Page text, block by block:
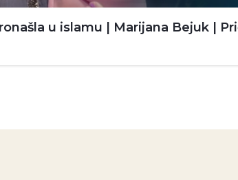
u islamu | Marijana Bejuk |